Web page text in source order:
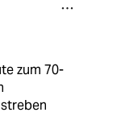
zum 70-